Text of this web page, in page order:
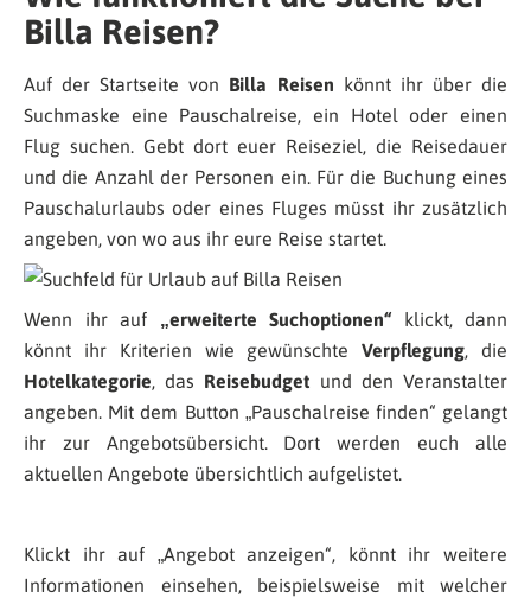
Billa Reisen?
Auf der Startseite von Billa Reisen könnt ihr über die
Suchmaske eine Pauschalreise, ein Hotel oder einen
Flug suchen. Gebt dort euer Reiseziel, die Reisedauer
und die Anzahl der Personen ein. Für die Buchung eines
Pauschalurlaubs oder eines Fluges müsst ihr zusätzlich
angeben, von wo aus ihr eure Reise startet.
Wenn ihr auf „erweiterte Suchoptionen“ klickt, dann
könnt ihr Kriterien wie gewünschte Verpflegung, die
Hotelkategorie, das Reisebudget und den Veranstalter
angeben. Mit dem Button „Pauschalreise finden“ gelangt
ihr zur Angebotsübersicht. Dort werden euch alle
aktuellen Angebote übersichtlich aufgelistet.
Klickt ihr auf „Angebot anzeigen“, könnt ihr weitere
Informationen einsehen, beispielsweise mit welcher